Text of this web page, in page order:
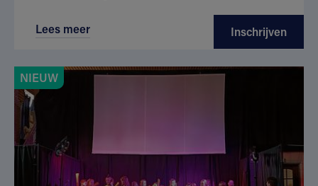
Lees meer Inschrijven
NIEUW